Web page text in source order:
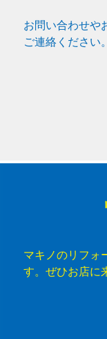
お問い合わせや
ご連絡ください。
マキノのリフォ
す。ぜひお店に